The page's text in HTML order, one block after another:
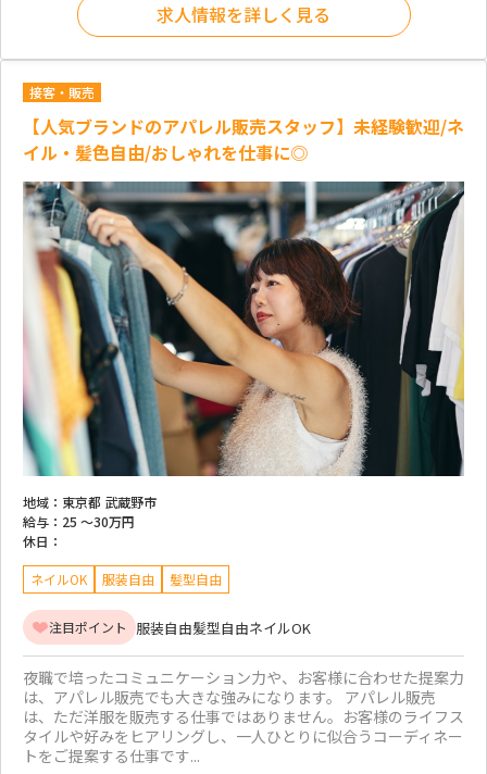
求人情報を詳しく見る
接客・販売
【人気ブランドのアパレル販売スタッフ】未経験歓迎/ネ
イル・髪色自由/おしゃれを仕事に◎
地域： 東京都 武蔵野市
給与： 25 ～30万円
休日：
ネイルOK 服装自由 髪型自由
注目ポイント 服装自由髪型自由ネイルOK
夜職で培ったコミュニケーション力や、お客様に合わせた提案力
は、アパレル販売でも大きな強みになります。 アパレル販売
は、ただ洋服を販売する仕事ではありません。お客様のライフス
タイルや好みをヒアリングし、一人ひとりに似合うコーディネー
トをご提案する仕事です...